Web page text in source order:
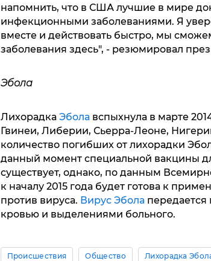
напомнить, что в США лучшие в мире
инфекционными заболеваниями. Я
вместе и действовать быстро, мы
заболевания здесь", - резюмировал
Эбола
Лихорадка Эболавспыхнула в марте
Гвинеи, Либерии, Сьерра-Леоне,
количество погибших от лихорадки
данный момент специальной вакцины
существует, однако, по данным
к началу 2015 года будет готова к
против вируса. Вирус Эболапередается
кровью и выделениями больного.
Происшествия Общество Лихорадка